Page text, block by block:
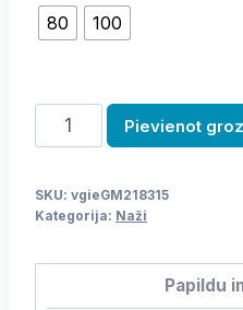
80
100
Nazis
daudzums
Pievienot
SKU: vgieGM218315
Kategorija: Naži
Papildu